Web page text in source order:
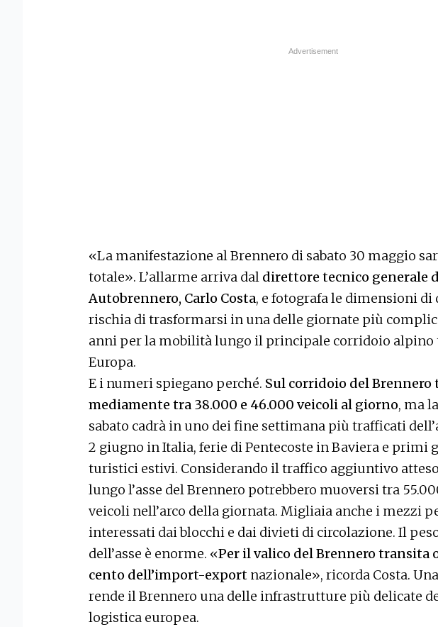
«La manifestazione al Brennero di sabato 30 maggio
totale». L’allarme arriva dal direttore tecnico generale
Autobrennero, Carlo Costa, e fotografa le dimensioni di
rischia di trasformarsi in una delle giornate più
anni per la mobilità lungo il principale corridoio alpino
Europa.
E i numeri spiegano perché. Sul corridoio del
mediamente tra 38.000 e 46.000 veicoli al giorno, ma
sabato cadrà in uno dei fine settimana più trafficati
2 giugno in Italia, ferie di Pentecoste in Baviera e primi
turistici estivi. Considerando il traffico aggiuntivo
lungo l’asse del Brennero potrebbero muoversi tra
veicoli nell’arco della giornata. Migliaia anche i mezzi
interessati dai blocchi e dai divieti di circolazione. Il
dell’asse è enorme. «Per il valico del Brennero transita
cento dell’import-export nazionale», ricorda Costa.
rende il Brennero una delle infrastrutture più delicate
logistica europea.